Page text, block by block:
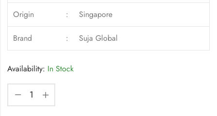
Origin : Singapore
Brand : Suja Global
Availability: In Stock